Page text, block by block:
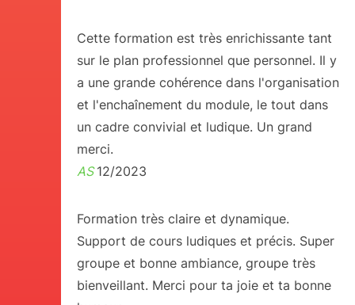
Cette formation est très enrichissante tant
sur le plan professionnel que personnel. Il y
a une grande cohérence dans l'organisation
et l'enchaînement du module, le tout dans
un cadre convivial et ludique. Un grand
merci.
AS12/2023
Formation très claire et dynamique.
Support de cours ludiques et précis. Super
groupe et bonne ambiance, groupe très
bienveillant. Merci pour ta joie et ta bonne